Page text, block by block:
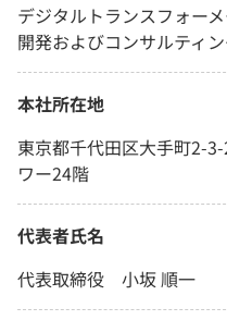
デジタルトランスフォー
開発およびコンサルティ
本社所在地
東京都千代田区大手町2-
ワー24階
代表者氏名
代表取締役 小坂 順一